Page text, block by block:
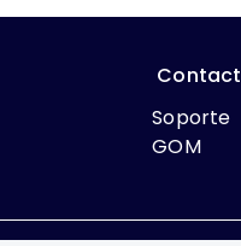
Soporte
GOM